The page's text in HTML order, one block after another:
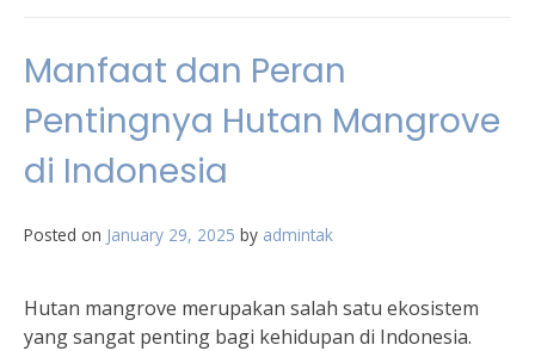
Manfaat dan Peran
Pentingnya Hutan Mangrove
di Indonesia
Posted on January 29, 2025 by admintak
Hutan mangrove merupakan salah satu ekosistem
yang sangat penting bagi kehidupan di Indonesia.